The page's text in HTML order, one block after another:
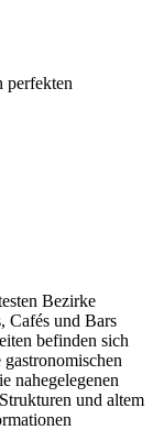
perfekten
Bezirke
Cafés und Bars
befinden sich
nahegelegenen
und altem